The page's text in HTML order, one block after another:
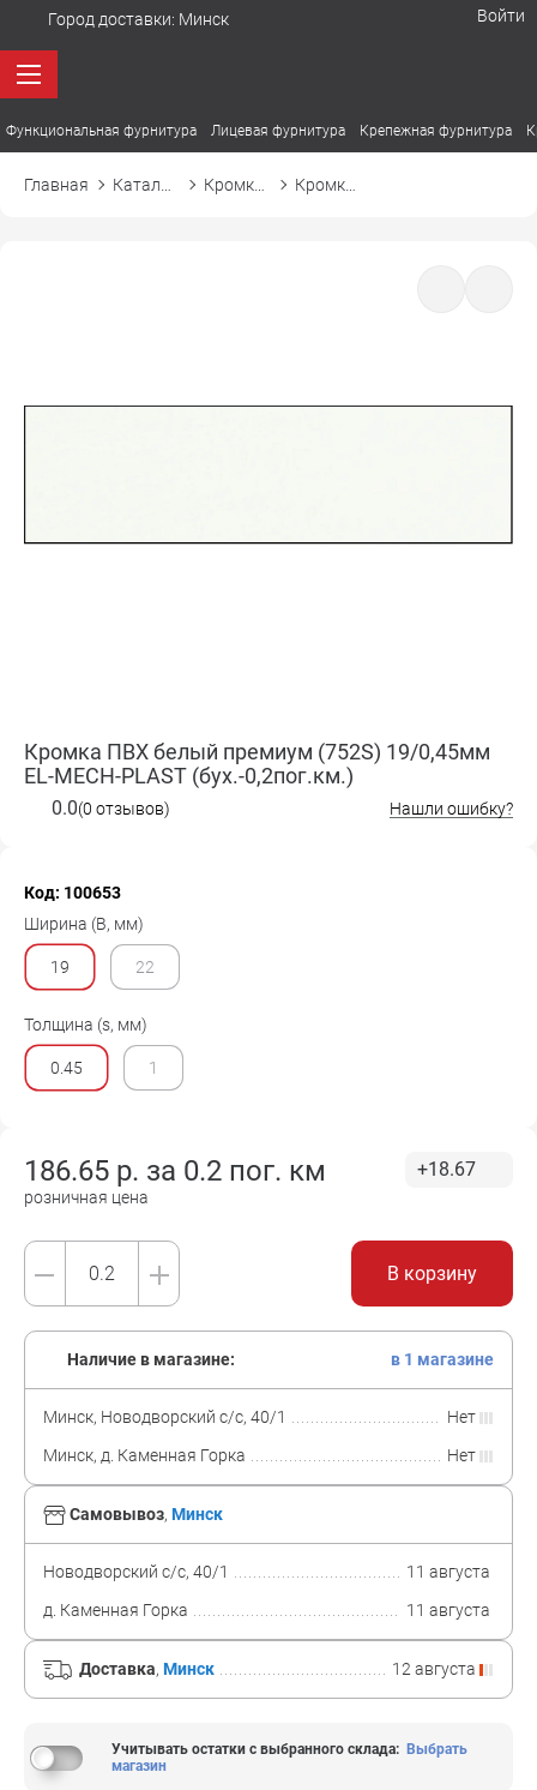
Город доставки: Минск Войти
Функциональная фурнитура Лицевая фурнитура Крепежная фурнитура
Главная
Кромка ПВХ белый премиум (752S) 19/0,45мм
EL-MECH-PLAST (бух.-0,2пог.км.)
0.0(0 отзывов) Нашли ошибку?
Код: 100653
Ширина (B, мм)
19 22
Толщина (s, мм)
0.45 1
186.65 р. за 0.2 пог. км
розничная цена
+18.67
В корзину
Самовывоз, Минск
Новодворский с/с, 40/1
11 августа
д. Каменная Горка
11 августа
Доставка, Минск 12 августа
Наличие в магазине: в 1 магазине
Минск, Новодворский с/с, 40/1
Нет
Минск, д. Каменная Горка
Нет
Учитывать остатки с выбранного склада: Выбрать
магазин